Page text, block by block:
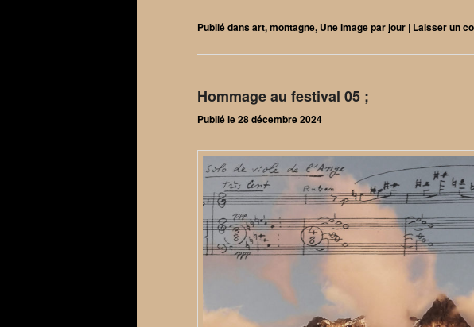
Publié dansart,montagne, Une image par jour | Laisser un
Hommage au festival 05 ;
Publié le28 décembre 2024